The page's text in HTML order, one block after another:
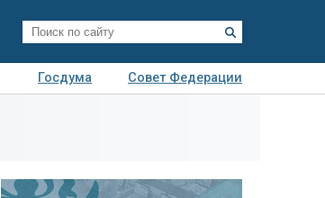
Госдума
Совет Федерации